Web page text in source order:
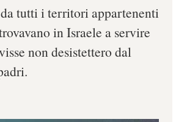
tutti i territori appartenenti
in Israele a servire
non desistettero dal